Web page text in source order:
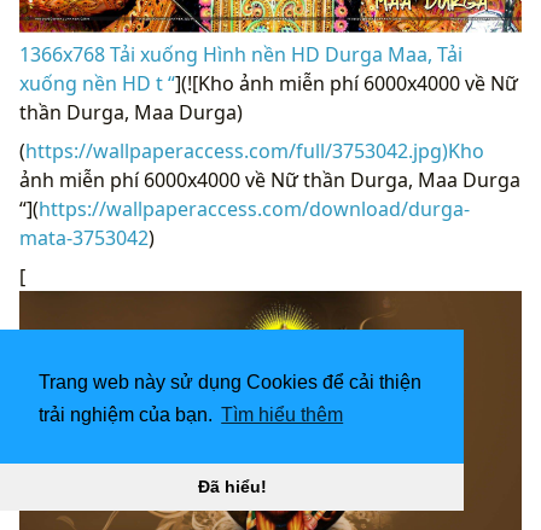
Trang web này sử dụng Cookies để cải thiện
trải nghiệm của bạn. Tìm hiểu thêm
Đã hiểu!
1366x768 Tải xuống Hình nền HD Durga Maa, Tải
xuống nền HD t “](![Kho ảnh miễn phí 6000x4000 về Nữ
thần Durga, Maa Durga)
(https://wallpaperaccess.com/full/3753042.jpg)Kho
ảnh miễn phí 6000x4000 về Nữ thần Durga, Maa Durga
“](https://wallpaperaccess.com/download/durga-
mata-3753042)
[